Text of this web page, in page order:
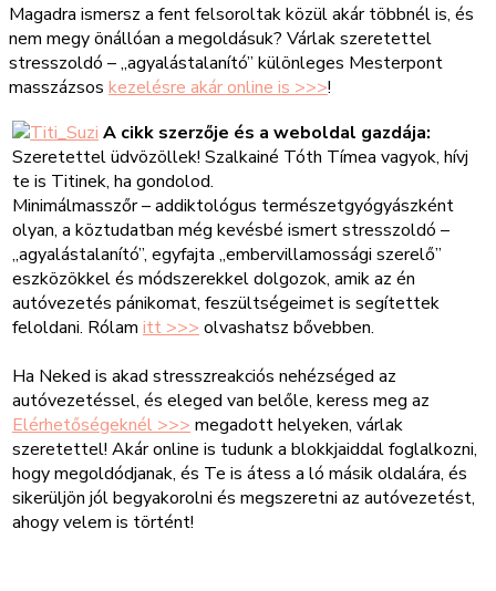
Magadra ismersz a fent felsoroltak közül akár többnél is, és
nem megy önállóan a megoldásuk? Várlak szeretettel
stresszoldó – „agyalástalanító” különleges Mesterpont
masszázsos kezelésre akár online is >>>!
A cikk szerzője és a weboldal gazdája:
Szeretettel üdvözöllek! Szalkainé Tóth Tímea vagyok, hívj
te is Titinek, ha gondolod.
Minimálmasszőr – addiktológus természetgyógyászként
olyan, a köztudatban még kevésbé ismert stresszoldó –
„agyalástalanító”, egyfajta „embervillamossági szerelő”
eszközökkel és módszerekkel dolgozok, amik az én
autóvezetés pánikomat, feszültségeimet is segítettek
feloldani. Rólam itt >>> olvashatsz bővebben.
Ha Neked is akad stresszreakciós nehézséged az
autóvezetéssel, és eleged van belőle, keress meg az
Elérhetőségeknél >>> megadott helyeken, várlak
szeretettel! Akár online is tudunk a blokkjaiddal foglalkozni,
hogy megoldódjanak, és Te is átess a ló másik oldalára, és
sikerüljön jól begyakorolni és megszeretni az autóvezetést,
ahogy velem is történt!